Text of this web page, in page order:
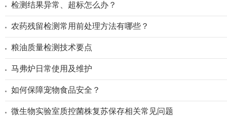
检测结果异常、超标怎么办？
农药残留检测常用前处理方法有哪些？
粮油质量检测技术要点
马弗炉日常使用及维护
如何保障宠物食品安全？
微生物实验室质控菌株复苏保存相关常见问题